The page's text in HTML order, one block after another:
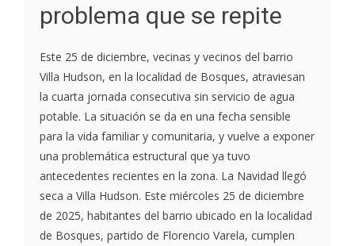
problema que se repite
Este 25 de diciembre, vecinas y vecinos del barrio
Villa Hudson, en la localidad de Bosques, atraviesan
la cuarta jornada consecutiva sin servicio de agua
potable. La situación se da en una fecha sensible
para la vida familiar y comunitaria, y vuelve a exponer
una problemática estructural que ya tuvo
antecedentes recientes en la zona. La Navidad llegó
seca a Villa Hudson. Este miércoles 25 de diciembre
de 2025, habitantes del barrio ubicado en la localidad
de Bosques, partido de Florencio Varela, cumplen